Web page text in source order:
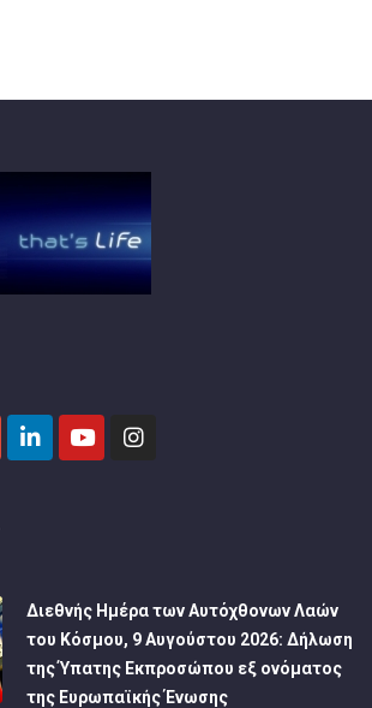
Διεθνής Ημέρα των Αυτόχθονων Λαών
του Κόσμου, 9 Αυγούστου 2026: Δήλωση
της Ύπατης Εκπροσώπου εξ ονόματος
της Ευρωπαϊκής Ένωσης